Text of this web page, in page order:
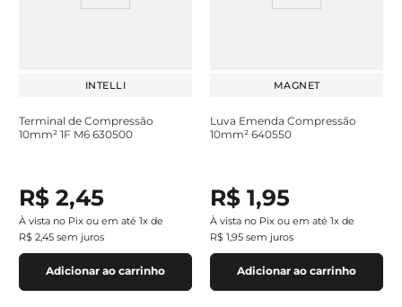
INTELLI
Terminal de Compressão
10mm² 1F M6 630500
R$ 2,45
À vista no Pix ou em até 1x de
R$ 2,45 sem juros
Adicionar ao carrinho
MAGNET
Luva Emenda Compressão
10mm² 640550
R$ 1,95
À vista no Pix ou em até 1x de
R$ 1,95 sem juros
Adicionar ao carrinho